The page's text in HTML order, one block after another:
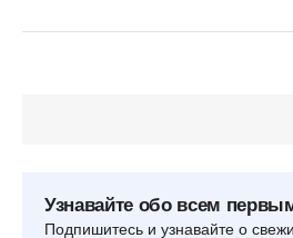
Узнавайте обо всем
Подпишитесь и узнавайте о